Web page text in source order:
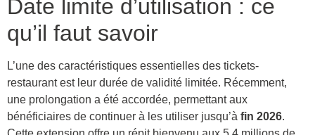
Date limite d’utilisation : ce
qu’il faut savoir
L’une des caractéristiques essentielles des tickets-
restaurant est leur durée de validité limitée. Récemment,
une prolongation a été accordée, permettant aux
bénéficiaires de continuer à les utiliser jusqu’à fin 2026.